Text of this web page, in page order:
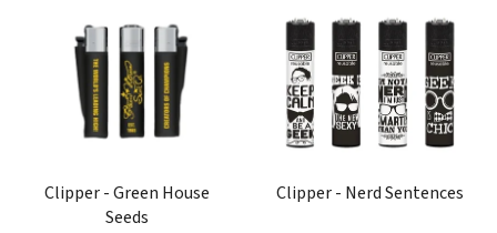
Clipper - Green House
Seeds
Clipper - Nerd Sentences